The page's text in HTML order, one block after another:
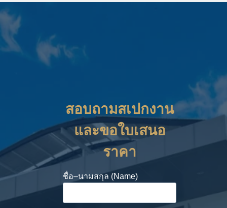
สอบถามสเปกงาน
และขอใบเสนอ
ราคา
ชื่อ–นามสกุล (Name)